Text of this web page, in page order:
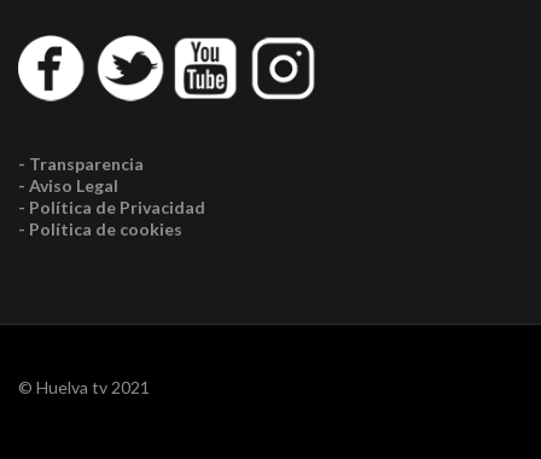
- Transparencia
- Aviso Legal
- Política de Privacidad
- Política de cookies
© Huelva tv 2021